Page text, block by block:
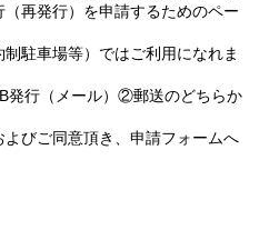
再発行）を申請するためのペー
駐車場等）ではご利用になれま
発行（メール）②郵送のどちらか
びご同意頂き、申請フォームへ